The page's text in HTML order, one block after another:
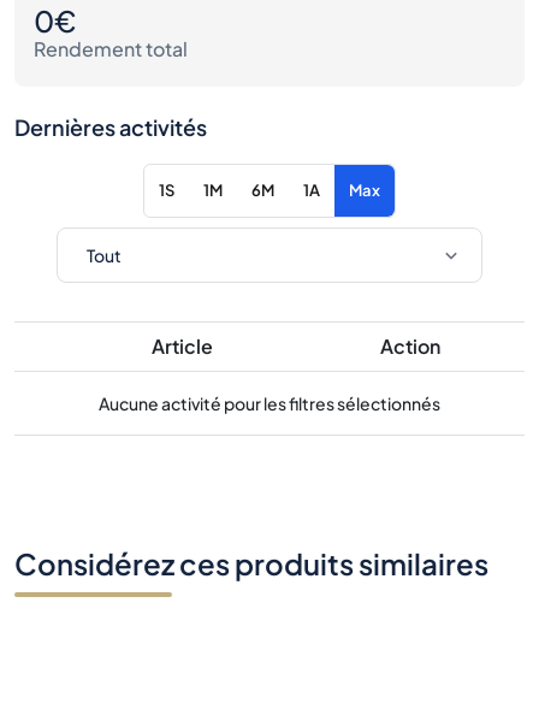
0€
Rendement total
Dernières activités
1S 1M 6M 1A Max
Article Action
Aucune activité pour les filtres sélectionnés
Considérez ces produits similaires